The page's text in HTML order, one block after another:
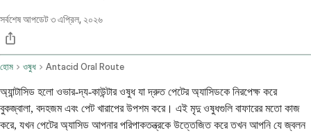
সর্বশেষ আপডেট৩ এপ্রিল, ২০২৬
হোম ওষুধ Antacid Oral Route
অ্যান্টাসিড হলো ওভার-দ্য-কাউন্টার ওষুধ যা দ্রুত পেটের অ্যাসিডকে নিরপেক্ষ করে
বুকজ্বালা, বদহজম এবং পেট খারাপের উপশম করে। এই মৃদু ওষুধগুলি বাফারের মতো কাজ
করে, যখন পেটের অ্যাসিড আপনার পরিপাকতন্ত্রকে উত্তেজিত করে তখন আপনি যে জ্বলন